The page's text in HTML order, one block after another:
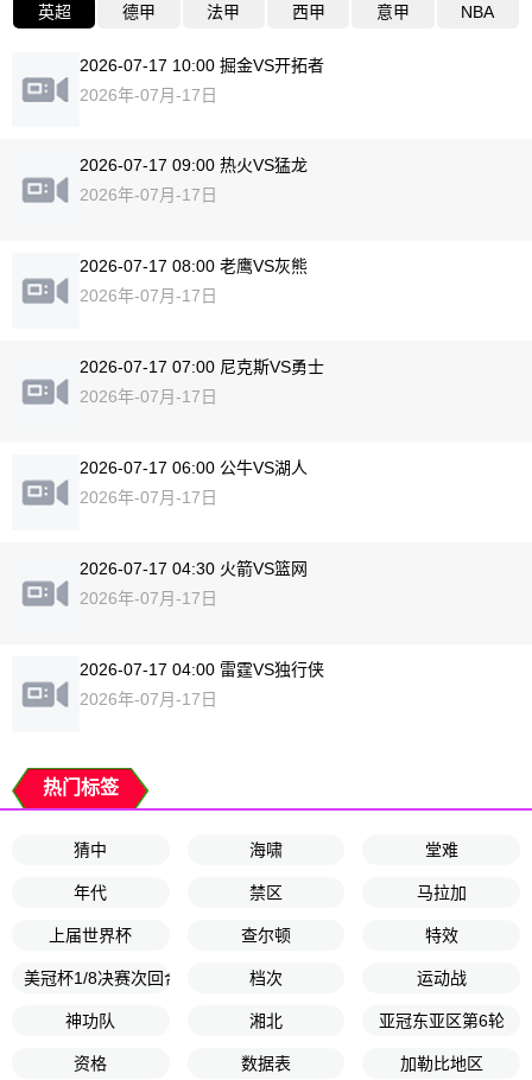
英超 德甲 法甲 西甲 意甲 NBA
2026-07-17 10:00 掘金VS开拓者
2026年-07月-17日
2026-07-17 09:00 热火VS猛龙
2026年-07月-17日
2026-07-17 08:00 老鹰VS灰熊
2026年-07月-17日
2026-07-17 07:00 尼克斯VS勇士
2026年-07月-17日
2026-07-17 06:00 公牛VS湖人
2026年-07月-17日
2026-07-17 04:30 火箭VS篮网
2026年-07月-17日
2026-07-17 04:00 雷霆VS独行侠
2026年-07月-17日
热门标签
猜中 海啸 堂难
年代 禁区 马拉加
上届世界杯 查尔顿 特效
美冠杯1/8决赛次回合 档次 运动战
神功队 湘北 亚冠东亚区第6轮
资格 数据表 加勒比地区